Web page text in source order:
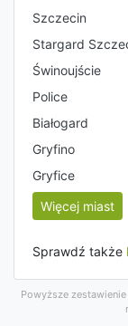
Szczecin
Stargard
Świnoujście
Police
Białogard
Gryfino
Gryfice
Więcej miast
Sprawdź także
Powyższe